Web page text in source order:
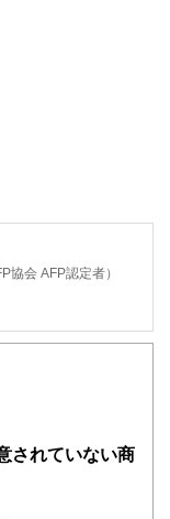
協会 AFP認定者）
ライター。
されていない商